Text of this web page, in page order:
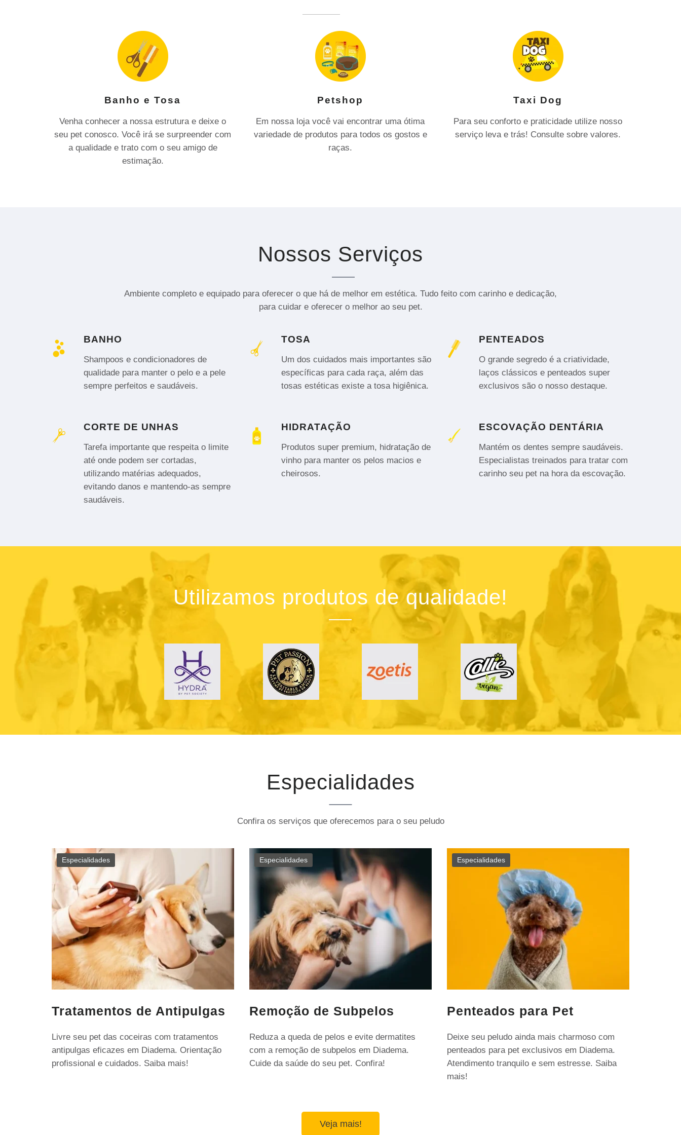
Banho e Tosa
Venha conhecer a nossa estrutura e deixe o
seu pet conosco. Você irá se surpreender com
a qualidade e trato com o seu amigo de
estimação.
Petshop
Em nossa loja você vai encontrar uma ótima
variedade de produtos para todos os gostos e
raças.
Taxi Dog
Para seu conforto e praticidade utilize nosso
serviço leva e trás! Consulte sobre valores.
Nossos Serviços
Ambiente completo e equipado para oferecer o que há de melhor em estética. Tudo feito com carinho e dedicação,
para cuidar e oferecer o melhor ao seu pet.
BANHO
Shampoos e condicionadores de
qualidade para manter o pelo e a pele
sempre perfeitos e saudáveis.
TOSA
Um dos cuidados mais importantes são
específicas para cada raça, além das
tosas estéticas existe a tosa higiênica.
PENTEADOS
O grande segredo é a criatividade,
laços clássicos e penteados super
exclusivos são o nosso destaque.
CORTE DE UNHAS
Tarefa importante que respeita o limite
até onde podem ser cortadas,
utilizando matérias adequados,
evitando danos e mantendo-as sempre
saudáveis.
HIDRATAÇÃO
Produtos super premium, hidratação de
vinho para manter os pelos macios e
cheirosos.
ESCOVAÇÃO DENTÁRIA
Mantém os dentes sempre saudáveis.
Especialistas treinados para tratar com
carinho seu pet na hora da escovação.
Utilizamos produtos de qualidade!
Especialidades
Confira os serviços que oferecemos para o seu peludo
Especialidades
Tratamentos de Antipulgas
Livre seu pet das coceiras com tratamentos
antipulgas eficazes em Diadema. Orientação
profissional e cuidados. Saiba mais!
Especialidades
Remoção de Subpelos
Reduza a queda de pelos e evite dermatites
com a remoção de subpelos em Diadema.
Cuide da saúde do seu pet. Confira!
Especialidades
Penteados para Pet
Deixe seu peludo ainda mais charmoso com
penteados para pet exclusivos em Diadema.
Atendimento tranquilo e sem estresse. Saiba
mais!
Veja mais!